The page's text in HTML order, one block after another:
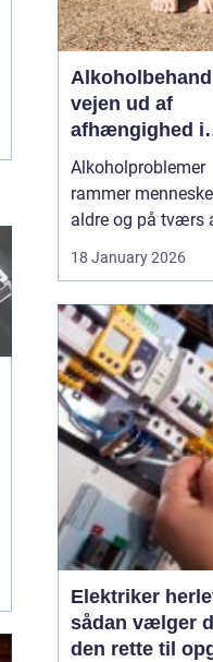
vejen ud af
afhængighed i
trygge rammer
Alkoholproblemer
rammer
aldre og på tværs
starter det med
at dæmpe uro og
følelser på.
flytter alkoholen
18 January 2026
Elektriker
sådan vælger
den rette til